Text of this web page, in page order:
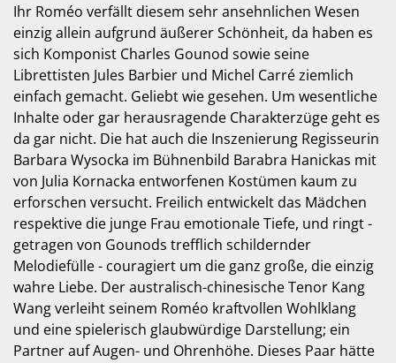
Ihr Roméo verfällt diesem sehr ansehnlichen Wesen
einzig allein aufgrund äußerer Schönheit, da haben es
sich Komponist Charles Gounod sowie seine
Librettisten Jules Barbier und Michel Carré ziemlich
einfach gemacht. Geliebt wie gesehen. Um wesentliche
Inhalte oder gar herausragende Charakterzüge geht es
da gar nicht. Die hat auch die Inszenierung Regisseurin
Barbara Wysocka im Bühnenbild Barabra Hanickas mit
von Julia Kornacka entworfenen Kostümen kaum zu
erforschen versucht. Freilich entwickelt das Mädchen
respektive die junge Frau emotionale Tiefe, und ringt -
getragen von Gounods trefflich schildernder
Melodiefülle - couragiert um die ganz große, die einzig
wahre Liebe. Der australisch-chinesische Tenor Kang
Wang verleiht seinem Roméo kraftvollen Wohlklang
und eine spielerisch glaubwürdige Darstellung; ein
Partner auf Augen- und Ohrenhöhe. Dieses Paar hätte